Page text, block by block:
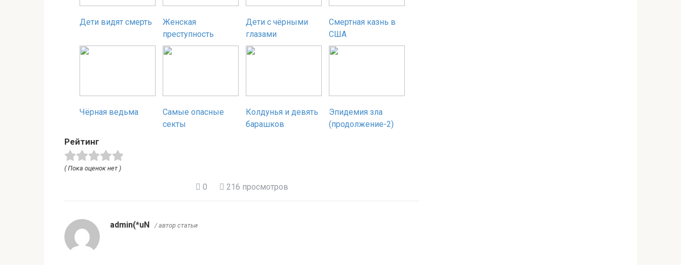
Дети видят смерть
Женская
преступность
Дети с чёрными
глазами
Смертная казнь в
США
Чёрная ведьма
Самые опасные
секты
Колдунья и девять
барашков
Эпидемия зла
(продолжение-2)
Рейтинг
( Пока оценок нет )
0 216 просмотров
admin(*uN / автор статьи